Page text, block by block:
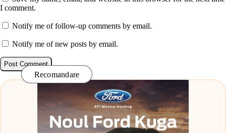
I comment.
Notify me of follow-up comments by email.
Notify me of new posts by email.
Recomandare